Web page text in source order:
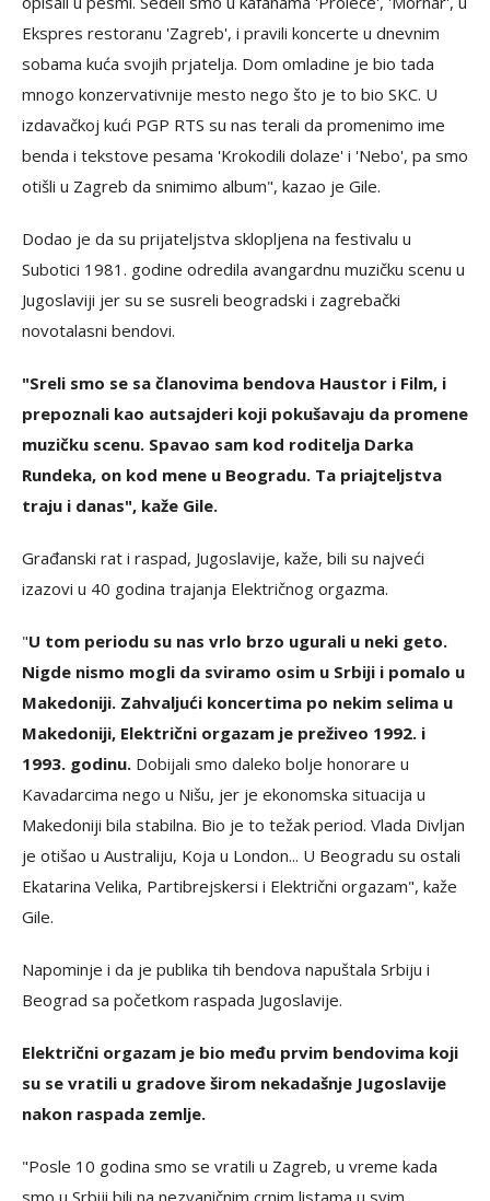
Ekspres restoranu 'Zagreb', i pravili koncerte u dnevnim
sobama kuća svojih prjatelja. Dom omladine je bio tada
mnogo konzervativnije mesto nego što je to bio SKC. U
izdavačkoj kući PGP RTS su nas terali da promenimo ime
benda i tekstove pesama 'Krokodili dolaze' i 'Nebo', pa smo
otišli u Zagreb da snimimo album", kazao je Gile.
Dodao je da su prijateljstva sklopljena na festivalu u
Subotici 1981. godine odredila avangardnu muzičku scenu u
Jugoslaviji jer su se susreli beogradski i zagrebački
novotalasni bendovi.
"Sreli smo se sa članovima bendova Haustor i Film, i
prepoznali kao autsajderi koji pokušavaju da promene
muzičku scenu. Spavao sam kod roditelja Darka
Rundeka, on kod mene u Beogradu. Ta priajteljstva
traju i danas", kaže Gile.
Građanski rat i raspad, Jugoslavije, kaže, bili su najveći
izazovi u 40 godina trajanja Električnog orgazma.
"U tom periodu su nas vrlo brzo ugurali u neki geto.
Nigde nismo mogli da sviramo osim u Srbiji i pomalo u
Makedoniji. Zahvaljući koncertima po nekim selima u
Makedoniji, Električni orgazam je preživeo 1992. i
1993. godinu. Dobijali smo daleko bolje honorare u
Kavadarcima nego u Nišu, jer je ekonomska situacija u
Makedoniji bila stabilna. Bio je to težak period. Vlada Divljan
je otišao u Australiju, Koja u London... U Beogradu su ostali
Ekatarina Velika, Partibrejskersi i Električni orgazam", kaže
Gile.
Napominje i da je publika tih bendova napuštala Srbiju i
Beograd sa početkom raspada Jugoslavije.
Električni orgazam je bio među prvim bendovima koji
su se vratili u gradove širom nekadašnje Jugoslavije
nakon raspada zemlje.
"Posle 10 godina smo se vratili u Zagreb, u vreme kada
smo u Srbiji bili na nezvaničnim crnim listama u svim